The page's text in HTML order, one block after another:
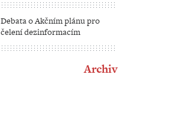
Debata o Akčním plánu pro
čelení dezinformacím
Archiv